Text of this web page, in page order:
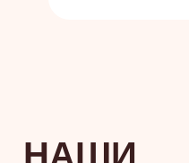
ПОДАРКА?